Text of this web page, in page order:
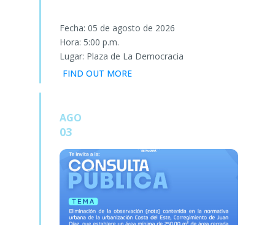
Fecha: 05 de agosto de 2026
Hora: 5:00 p.m.
Lugar: Plaza de La Democracia
FIND OUT MORE
AGO
03